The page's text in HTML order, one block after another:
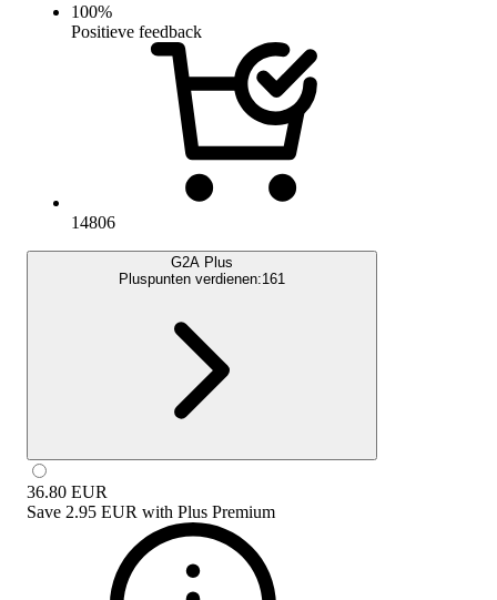
100%
Positieve feedback
14806
G2A Plus
Pluspunten verdienen:161
36.80 EUR
Save 2.95 EUR with Plus Premium